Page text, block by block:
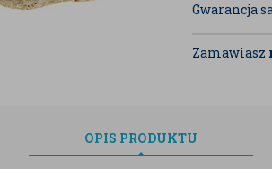
Gwarancja
Zamawiasz
OPIS PRODUKTU